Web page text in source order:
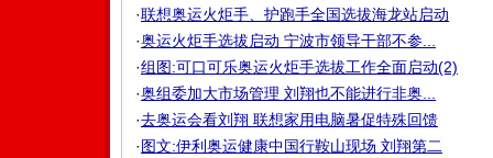
·联想奥运火炬手、护跑手全国选拔海龙站启动
·奥运火炬手选拔启动 宁波市领导干部不参...
·组图:可口可乐奥运火炬手选拔工作全面启动(2)
·奥组委加大市场管理 刘翔也不能进行非奥...
·去奥运会看刘翔 联想家用电脑暑促特殊回馈
·图文:伊利奥运健康中国行鞍山现场 刘翔第二